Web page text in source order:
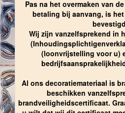
Pas na het overmaken van
betaling bij aanvang, is
Wij zijn vanzelfsprekend in
(loonvrijstelling voor u)
Al ons decoratiemateriaal is
beschikken
brandveiligheidscertificaat.